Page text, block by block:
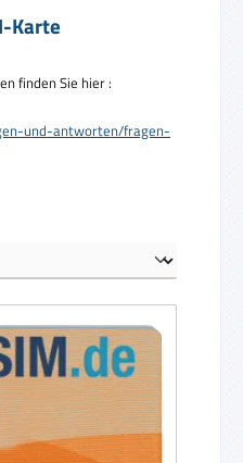
Karte
finden Sie hier :
und-antworten/fragen-